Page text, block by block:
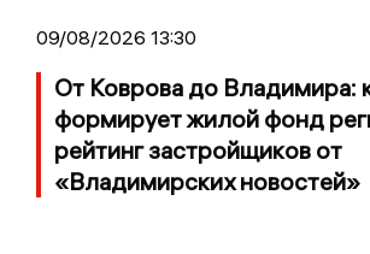
09/08/2026 13:30
От Коврова до Владимира:
формирует жилой фонд
рейтинг застройщиков от
«Владимирских новостей»